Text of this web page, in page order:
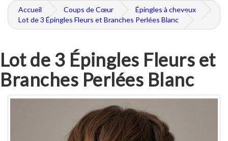
Accueil Coups de Cœur
Épingles à cheveux
Lot de 3 Épingles Fleurs et Branches Perlées Blanc
Lot de 3 Épingles Fleurs et
Branches Perlées Blanc